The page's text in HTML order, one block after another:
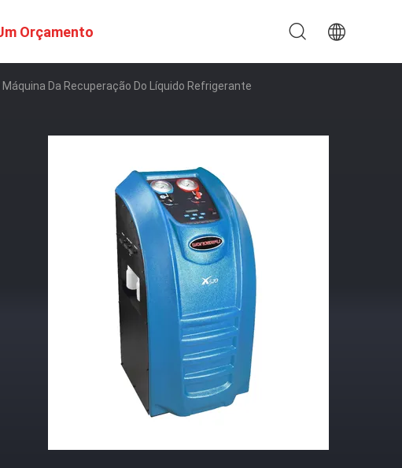
Orçamento
Da Recuperação Do Líquido Refrigerante